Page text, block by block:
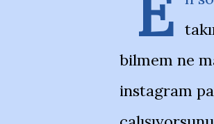
bilmem ne
instagram